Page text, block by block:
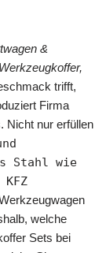
&
trifft,
Firma
Nicht nur erfüllen
Stahl wie
welche
Sets bei